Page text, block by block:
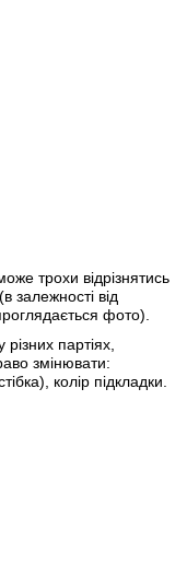
трохи відрізнятись
залежності від
фото).
партіях,
змінювати:
колір підкладки.